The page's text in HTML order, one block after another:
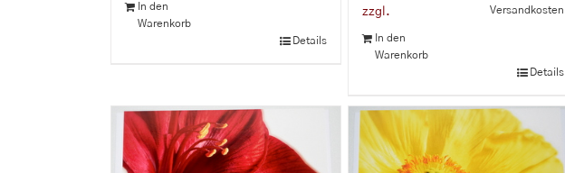
In den
Warenkorb
Details
zzgl. Versandkosten
In den
Warenkorb
Details